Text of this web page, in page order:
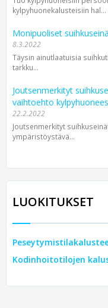
kylpyhuonekalusteisiin hal...
Monipuoliset
8.3.2022
Täysin ainutlaatuisia
tarkku...
Joutsenmerkityt
vaihtoehto
22.2.2022
Joutsenmerkityt
ympäristöystävä...
LUOKITUKSET
Kodinhoitotilojen